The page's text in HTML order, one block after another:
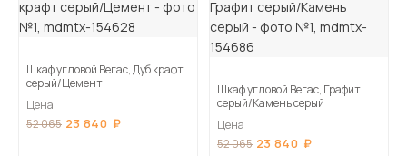
Шкаф угловой Вегас, Дуб крафт
серый/Цемент
Цена
52 065 23 840
Шкаф угловой Вегас, Графит
серый/Камень серый
Цена
52 065 23 840